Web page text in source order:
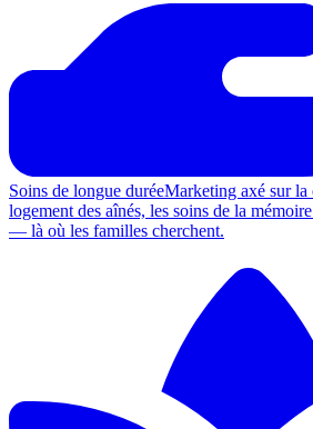
Soins de longue duréeMarketing axé sur
logement des aînés, les soins de la
— là où les familles cherchent.